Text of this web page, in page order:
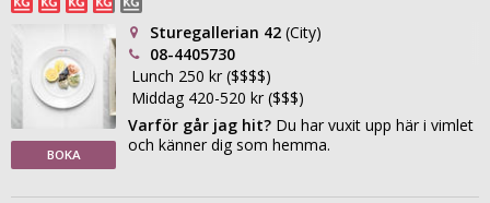
BOKA
Sturegallerian 42 (City)
08-4405730
Lunch 250 kr ($$$$)
Middag 420-520 kr ($$$)
Varför går jag hit? Du har vuxit upp här i vimlet
och känner dig som hemma.